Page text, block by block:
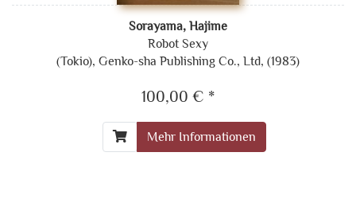
Sorayama, Hajime
Robot Sexy
(Tokio), Genko-sha Publishing Co., Ltd, (1983)
100,00 € *
Mehr Informationen